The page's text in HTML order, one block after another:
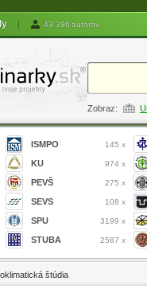
| 43 396 autorov
Zobraz:
ISMPO 145 x
KU 974 x
PEVŠ 275 x
SEVS 108 x
SPU 3199 x
STUBA 2587 x
štúdia